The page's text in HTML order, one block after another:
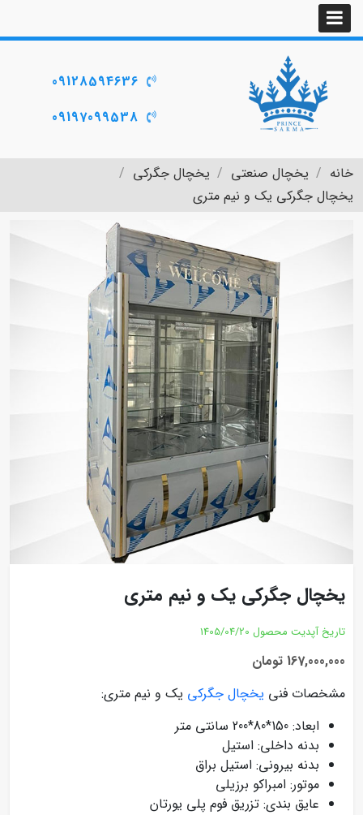
09128594636
09197099538
خانه یخچال صنعتی
یخچال جگرکی
یخچال جگرکی یک و نیم متری
یخچال جگرکی یک و نیم متری
تاریخ آپدیت محصول 1405/04/20
167,000,000 تومان
مشخصات فنی یخچال جگرکی یک و نیم متری:
ابعاد: 150*80*200 سانتی متر
بدنه داخلی: استیل
بدنه بیرونی: استیل براق
موتور: امبراکو برزیلی
عایق بندی: تزریق فوم پلی یورتان